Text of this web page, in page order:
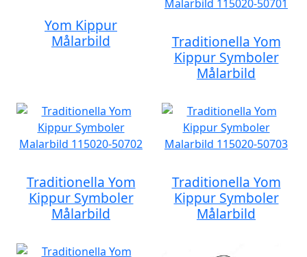
Yom Kippur
Målarbild
Traditionella Yom
Kippur Symboler
Målarbild
Traditionella Yom
Kippur Symboler
Målarbild
Traditionella Yom
Kippur Symboler
Målarbild